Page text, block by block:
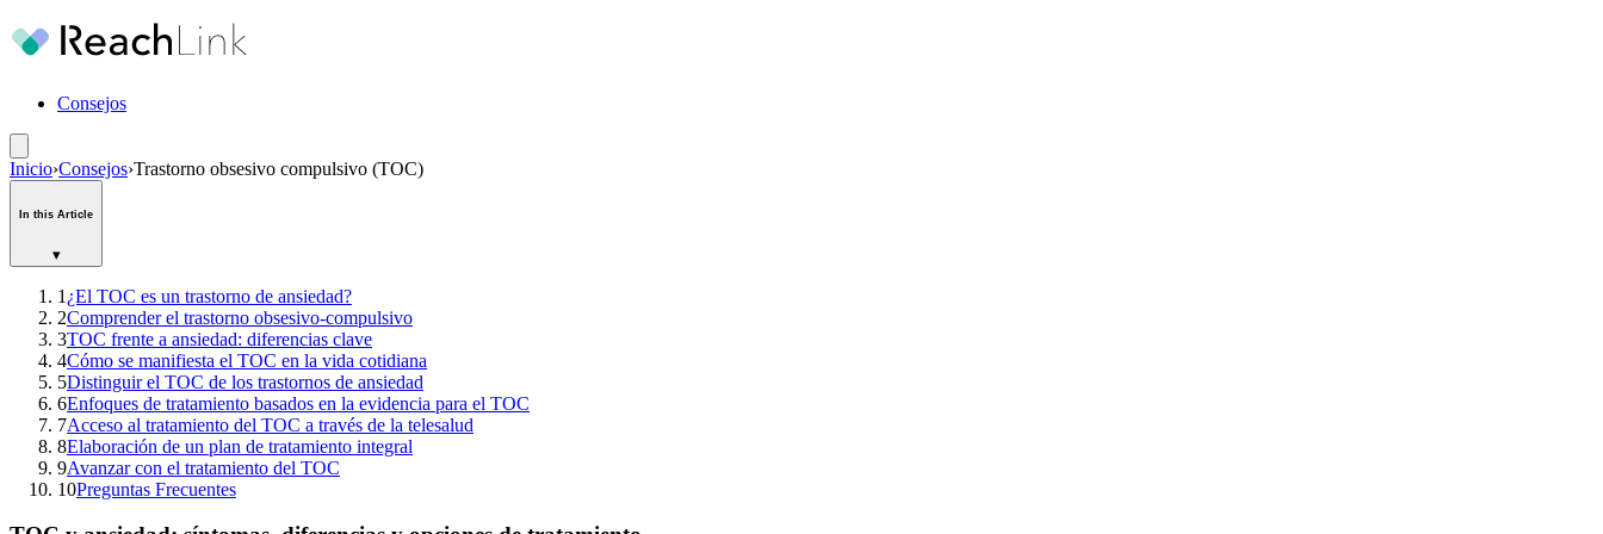
Consejos
Inicio›Consejos›Trastorno obsesivo compulsivo (TOC)
In this Article
▾
1 ¿El TOC es un trastorno de ansiedad?
2Comprender el trastorno obsesivo-compulsivo
3TOC frente a ansiedad: diferencias clave
4Cómo se manifiesta el TOC en la vida cotidiana
5Distinguir el TOC de los trastornos de ansiedad
6Enfoques de tratamiento basados en la evidencia para el TOC
7Acceso al tratamiento del TOC a través de la telesalud
8Elaboración de un plan de tratamiento integral
9Avanzar con el tratamiento del TOC
10Preguntas Frecuentes